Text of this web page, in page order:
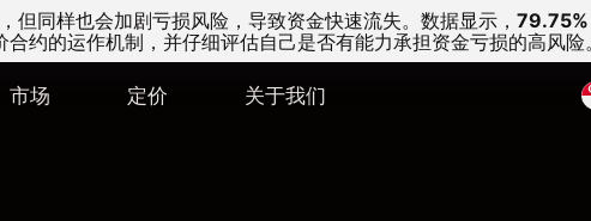
同样也会加剧亏损风险，导致资金快速流失。 数据显示， 79.75%
约的运作机制，并仔细评估自己是否有能力承担资金亏损的高风险。
市场 定价 关于我们